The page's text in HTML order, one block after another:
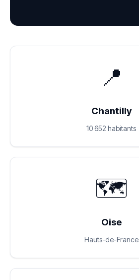
📍
Chantilly
10 652 habitants
🗺️
Oise
Hauts-de-France